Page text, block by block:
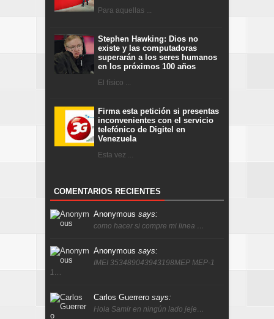
Para aquellas ...
Stephen Hawking: Dios no
existe y las computadoras
superarán a los seres humanos
en los próximos 100 años
El físico ...
Firma esta petición si presentas
inconvenientes con el servicio
telefónico de Digitel en
Venezuela
Esta vez ...
COMENTARIOS RECIENTES
Anonymous says:
como hacer si compre mi linea …
Anonymous says:
IMEI 353489043943198MEP MEP-1
1…
Carlos Guerrero says:
Hola Samir en ningún lado jeje…